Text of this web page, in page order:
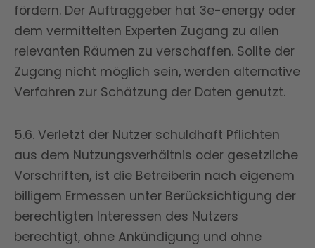
fördern. Der Auftraggeber hat 3e-energy oder
dem vermittelten Experten Zugang zu allen
relevanten Räumen zu verschaffen. Sollte der
Zugang nicht möglich sein, werden alternative
Verfahren zur Schätzung der Daten genutzt.
5.6. Verletzt der Nutzer schuldhaft Pflichten
aus dem Nutzungsverhältnis oder gesetzliche
Vorschriften, ist die Betreiberin nach eigenem
billigem Ermessen unter Berücksichtigung der
berechtigten Interessen des Nutzers
berechtigt, ohne Ankündigung und ohne